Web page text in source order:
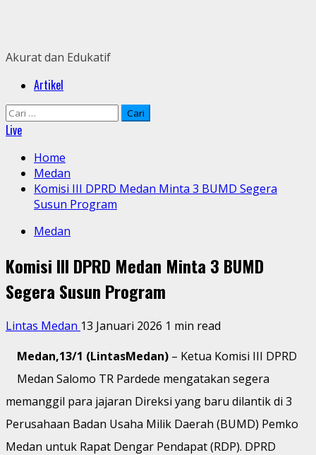
Akurat dan Edukatif
PrimaryArtikel
Cari
untuk:
Live
Home
Medan
Komisi III DPRD Medan Minta 3 BUMD Segera
Susun Program
Medan
Komisi III DPRD Medan Minta 3 BUMD
Segera Susun Program
Lintas Medan 13 Januari 2026 1 min read
Medan,13/1 (LintasMedan) – Ketua Komisi III DPRD
Medan Salomo TR Pardede mengatakan segera
memanggil para jajaran Direksi yang baru dilantik di 3
Perusahaan Badan Usaha Milik Daerah (BUMD) Pemko
Medan untuk Rapat Dengar Pendapat (RDP). DPRD